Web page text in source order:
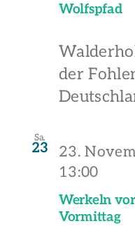
Wolfspfad
der
Sa.
23
Werkeln
Vormittag
23.
13:00